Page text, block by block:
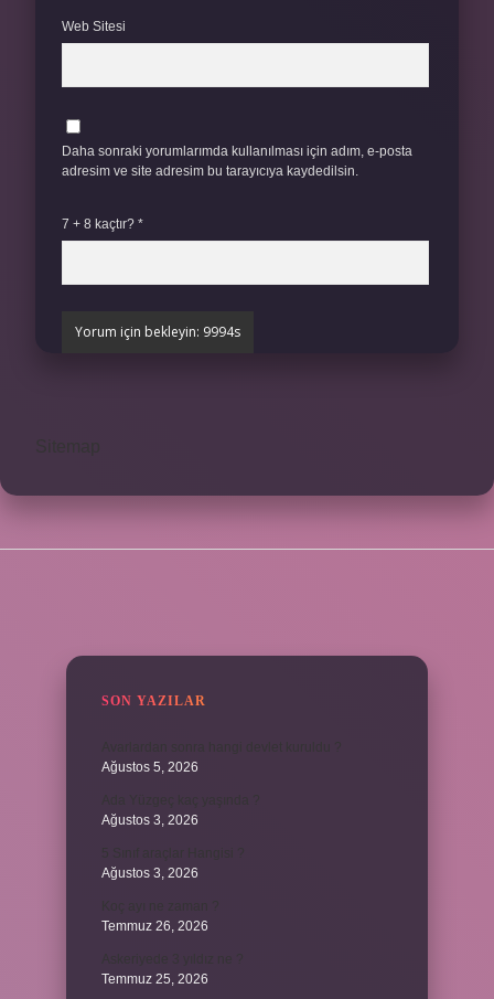
Web Sitesi
Daha sonraki yorumlarımda kullanılması için adım, e-posta
adresim ve site adresim bu tarayıcıya kaydedilsin.
7 + 8 kaçtır? *
SON YAZILAR
Ağustos 5, 2026
Ağustos 3, 2026
Ağustos 3, 2026
Temmuz 26, 2026
Temmuz 25, 2026